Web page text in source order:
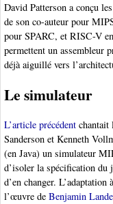
David Patterson a conçu
de son co-auteur pour
pour SPARC, et RISC-V
permettent un assembleur
déjà aiguillé vers
Le simulateur
L’article précédent chantait
Sanderson et Kenneth
(en Java) un simulateur
d’isoler la spécification du
d’en changer.
l’œuvre de Benjamin